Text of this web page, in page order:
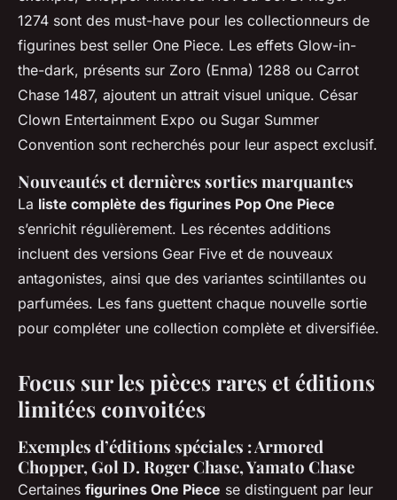
1274 sont des must-have pour les collectionneurs de
figurines best seller One Piece. Les effets Glow-in-
the-dark, présents sur Zoro (Enma) 1288 ou Carrot
Chase 1487, ajoutent un attrait visuel unique. César
Clown Entertainment Expo ou Sugar Summer
Convention sont recherchés pour leur aspect exclusif.
Nouveautés et dernières sorties marquantes
La liste complète des figurines Pop One Piece
s’enrichit régulièrement. Les récentes additions
incluent des versions Gear Five et de nouveaux
antagonistes, ainsi que des variantes scintillantes ou
parfumées. Les fans guettent chaque nouvelle sortie
pour compléter une collection complète et diversifiée.
Focus sur les pièces rares et éditions
limitées convoitées
Exemples d’éditions spéciales : Armored
Chopper, Gol D. Roger Chase, Yamato Chase
Certaines figurines One Piece se distinguent par leur